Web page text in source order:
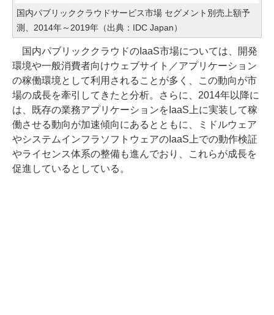
国内パブリッククラウドサービス市場 セグメント別売上額予
測、2014年～2019年（出典：IDC Japan）
国内パブリッククラウドのIaaS市場については、開発
環境や一般消費者向けウェブサイト／アプリケーション
の稼働環境として利用されることが多く、この動向が市
場の成長を牽引してきたと分析。さらに、2014年以降に
は、既存の業務アプリケーションをIaaS上に実装して稼
働させる動向が加速傾向にあるとともに、ミドルウェア
やシステムインフラソフトウェアのIaaS上での動作検証
やライセンス体系の整備も進んでおり、これらが成長を
促進しているとしている。